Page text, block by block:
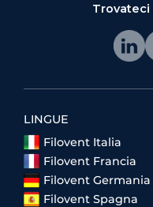
Trovateci
LINGUE
Filovent Italia
Filovent Francia
Filovent Germania
Filovent Spagna